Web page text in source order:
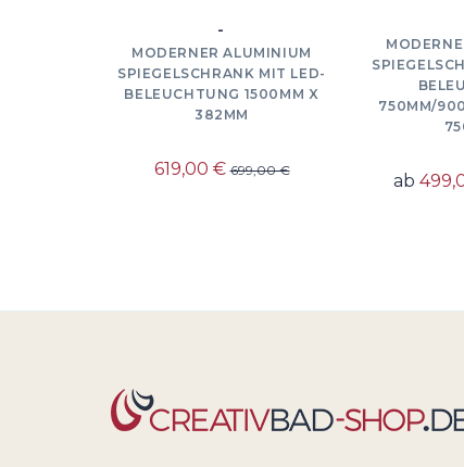
-
MODERNER ALUMINIUM
SPIEGELSCHRANK MIT LED-
BELEUCHTUNG 1500MM X
382MM
619,00 €699,00 €
750MM/
ab